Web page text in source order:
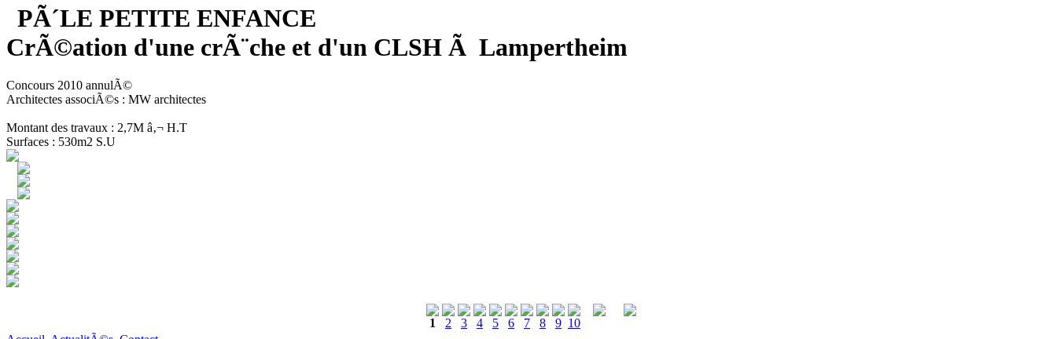
PÃ´LE PETITE ENFANCE
CrÃ©ation d'une crÃ¨che et d'un CLSH Ã Lampertheim
Concours 2010 annulÃ©
Architectes associÃ©s : MW architectes
Montant des travaux : 2,7M â‚¬ H.T
Surfaces : 530m2 S.U
1 2 3 4 5 6 7 8 9 10